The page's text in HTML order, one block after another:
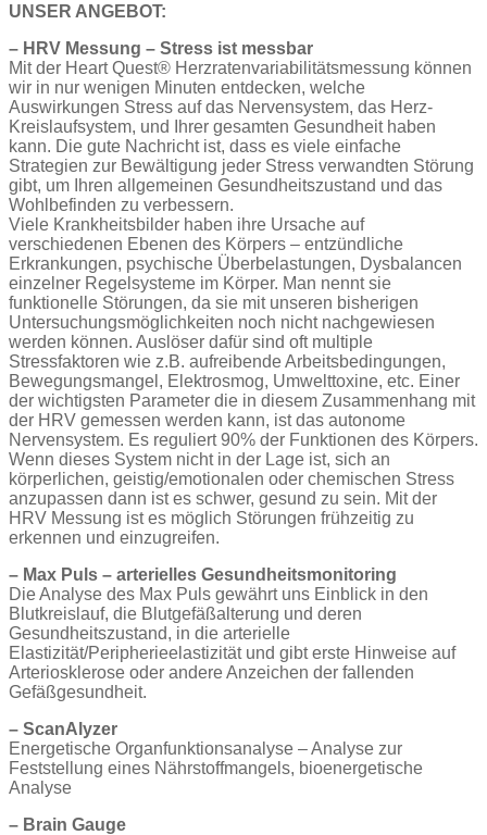
UNSER ANGEBOT:
– HRV Messung – Stress ist messbar
Mit der Heart Quest® Herzratenvariabilitätsmessung können
wir in nur wenigen Minuten entdecken, welche
Auswirkungen Stress auf das Nervensystem, das Herz-
Kreislaufsystem, und Ihrer gesamten Gesundheit haben
kann. Die gute Nachricht ist, dass es viele einfache
Strategien zur Bewältigung jeder Stress verwandten Störung
gibt, um Ihren allgemeinen Gesundheitszustand und das
Wohlbefinden zu verbessern.
Viele Krankheitsbilder haben ihre Ursache auf
verschiedenen Ebenen des Körpers – entzündliche
Erkrankungen, psychische Überbelastungen, Dysbalancen
einzelner Regelsysteme im Körper. Man nennt sie
funktionelle Störungen, da sie mit unseren bisherigen
Untersuchungsmöglichkeiten noch nicht nachgewiesen
werden können. Auslöser dafür sind oft multiple
Stressfaktoren wie z.B. aufreibende Arbeitsbedingungen,
Bewegungsmangel, Elektrosmog, Umwelttoxine, etc. Einer
der wichtigsten Parameter die in diesem Zusammenhang mit
der HRV gemessen werden kann, ist das autonome
Nervensystem. Es reguliert 90% der Funktionen des Körpers.
Wenn dieses System nicht in der Lage ist, sich an
körperlichen, geistig/emotionalen oder chemischen Stress
anzupassen dann ist es schwer, gesund zu sein. Mit der
HRV Messung ist es möglich Störungen frühzeitig zu
erkennen und einzugreifen.
– Max Puls – arterielles Gesundheitsmonitoring
Die Analyse des Max Puls gewährt uns Einblick in den
Blutkreislauf, die Blutgefäßalterung und deren
Gesundheitszustand, in die arterielle
Elastizität/Peripherieelastizität und gibt erste Hinweise auf
Arteriosklerose oder andere Anzeichen der fallenden
Gefäßgesundheit.
– ScanAlyzer
Energetische Organfunktionsanalyse – Analyse zur
Feststellung eines Nährstoffmangels, bioenergetische
Analyse
– Brain Gauge